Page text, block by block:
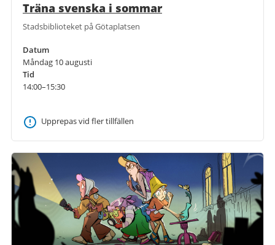
Träna svenska i sommar
Stadsbiblioteket på Götaplatsen
Datum
Måndag 10 augusti
Tid
14:00–15:30
Upprepas vid fler tillfällen